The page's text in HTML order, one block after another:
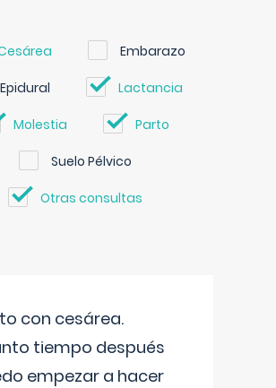
Embarazo
Epidural Lactancia
Molestia Parto
Suelo Pélvico
Otras consultas
con cesárea.
tiempo después
empezar a hacer